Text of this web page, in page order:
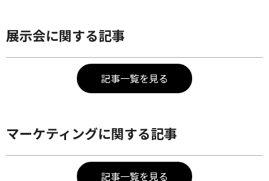
展示会に関する記事
記事一覧を見る
マーケティングに関する記事
記事一覧を見る